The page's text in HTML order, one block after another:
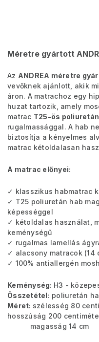
Méretre gyártott
Az ANDREA méretre
vevőknek ajánlott, akik
áron. A matrachoz egy
huzat tartozik, amely
matrac T25-ös
rugalmassággal. A hab
biztosítja a kényelmes
matrac kétoldalasan
A matrac előnyei:
✓ klasszikus habmatrac
✓ T25 poliuretán hab
képességgel
✓ kétoldalas használat,
keménységű
✓ rugalmas lamellás
✓ alacsony matracok (14
✓ 100% antiallergén
Keménység: H3 -
Összetétel: poliuretán
Méret: szélesség 80
hosszúság 200
magasság 14 cm